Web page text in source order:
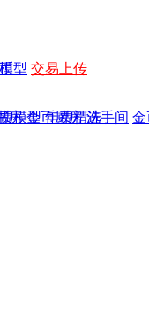
模型 年费精选
型 交易上传
房 金币厨房 洗手间 金